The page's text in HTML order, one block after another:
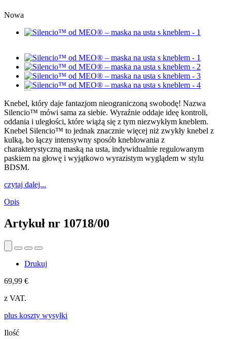
Nowa
Knebel, który daje fantazjom nieograniczoną swobodę! Nazwa
Silencio™ mówi sama za siebie. Wyraźnie oddaje ideę kontroli,
oddania i uległości, które wiążą się z tym niezwykłym kneblem.
Knebel Silencio™ to jednak znacznie więcej niż zwykły knebel z
kulką, bo łączy intensywny sposób kneblowania z
charakterystyczną maską na usta, indywidualnie regulowanym
paskiem na głowę i wyjątkowo wyrazistym wyglądem w stylu
BDSM.
czytaj dalej...
Opis
Artykuł nr 10718/00
Drukuj
69,99 €
z VAT.
plus koszty wysyłki
Ilość